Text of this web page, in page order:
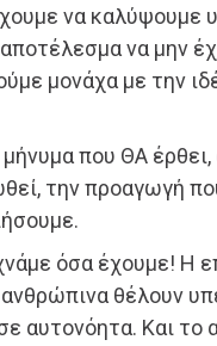
να καλύψουμε
να μην
μονάχα με την
που ΘΑ
την προαγωγή
όσα έχουμε! Η
θέλουν
αυτονόητα. Και το